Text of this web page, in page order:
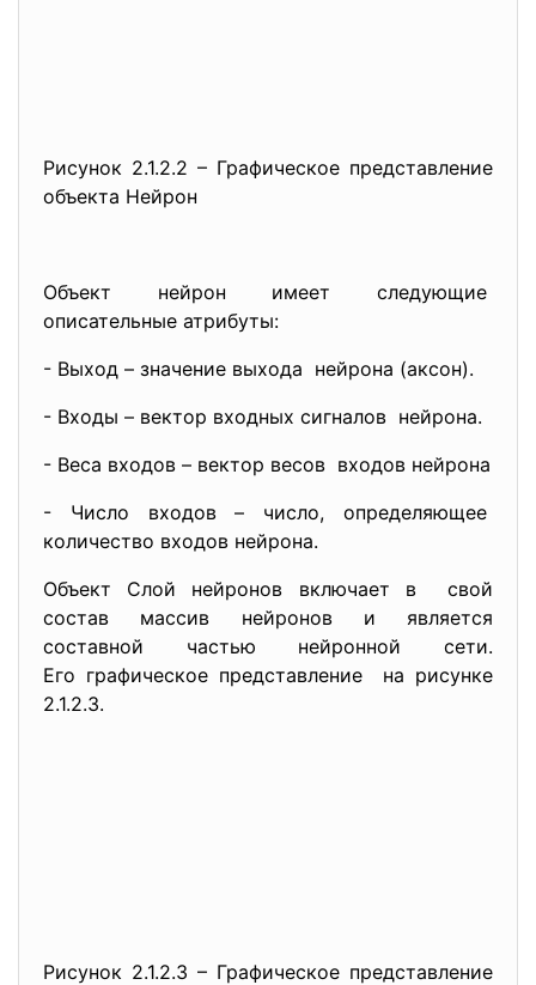
Рисунок 2.1.2.2 – Графическое представление
объекта Нейрон
Объект нейрон имеет следующие
описательные атрибуты:
- Выход – значение выхода нейрона (аксон).
- Входы – вектор входных сигналов нейрона.
- Веса входов – вектор весов входов нейрона
- Число входов – число, определяющее
количество входов нейрона.
Объект Слой нейронов включает в свой
состав массив нейронов и является
составной частью нейронной сети.
Его графическое представление на рисунке
2.1.2.3.
Рисунок 2.1.2.3 – Графическое представление